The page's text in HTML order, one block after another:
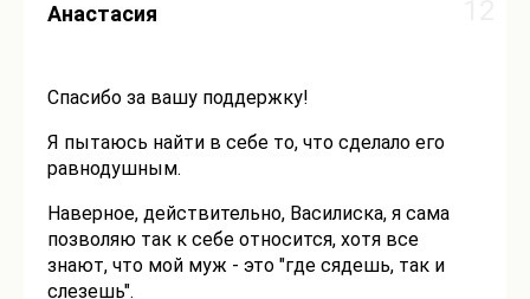
Анастасия
Спасибо за вашу поддержку!
Я пытаюсь найти в себе то, что сделало его
равнодушным.
Наверное, действительно, Василиска, я сама
позволяю так к себе относится, хотя все
знают, что мой муж - это "где сядешь, так и
слезешь".